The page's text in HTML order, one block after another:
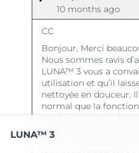
LUNA™ 3